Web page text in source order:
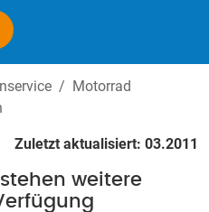
Motorrad
Zuletzt aktualisiert: 03.2011
weitere